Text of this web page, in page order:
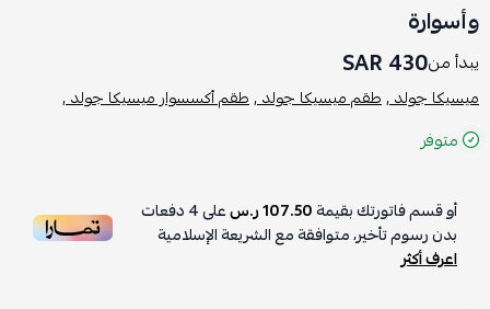
وأسوارة
يبدأ من430 SAR
ميسيكا جولد ,طقم ميسيكا جولد ,طقم أكسسوار ميسيكا جولد ,
متوفر
أو قسم فاتورتك بقيمة107.50 ر.س على4دفعات
بدون رسوم تأخير، متوافقة مع الشريعة الإسلامية
اعرف أكثر